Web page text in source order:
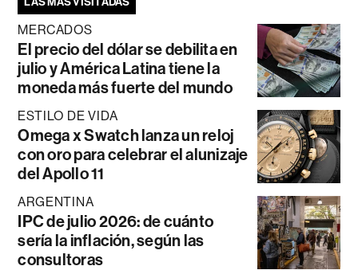
MERCADOS
El precio del dólar se debilita en
julio y América Latina tiene la
moneda más fuerte del mundo
ESTILO DE VIDA
Omega x Swatch lanza un reloj
con oro para celebrar el alunizaje
del Apollo 11
ARGENTINA
IPC de julio 2026: de cuánto
sería la inflación, según las
consultoras